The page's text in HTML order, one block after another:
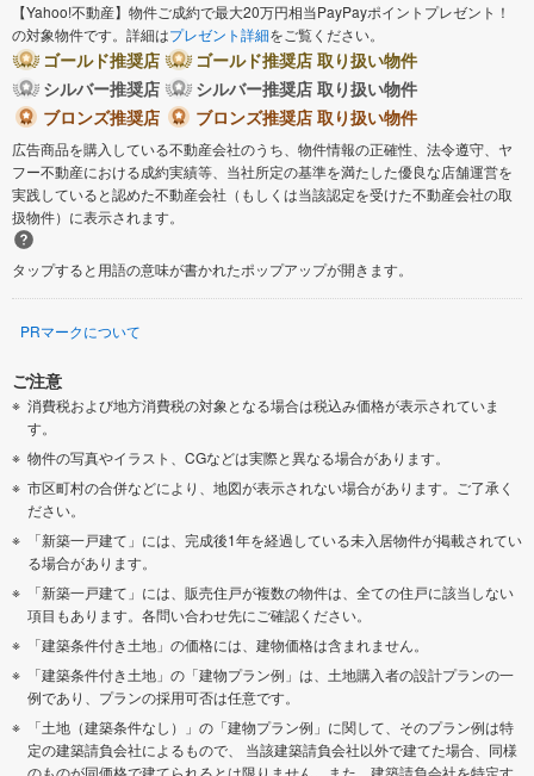
【Yahoo!不動産】物件ご成約で最大20万円相当PayPayポイントプレゼント！
の対象物件です。詳細はプレゼント詳細をご覧ください。
ゴールド推奨店
ゴールド推奨店 取り扱い物件
シルバー推奨店
シルバー推奨店 取り扱い物件
ブロンズ推奨店
ブロンズ推奨店 取り扱い物件
広告商品を購入している不動産会社のうち、物件情報の正確性、法令遵守、ヤ
フー不動産における成約実績等、当社所定の基準を満たした優良な店舗運営を
実践していると認めた不動産会社（もしくは当該認定を受けた不動産会社の取
扱物件）に表示されます。
タップすると用語の意味が書かれたポップアップが開きます。
PRマークについて
ご注意
消費税および地方消費税の対象となる場合は税込み価格が表示されていま
す。
物件の写真やイラスト、CGなどは実際と異なる場合があります。
市区町村の合併などにより、地図が表示されない場合があります。ご了承く
ださい。
「新築一戸建て」には、完成後1年を経過している未入居物件が掲載されてい
る場合があります。
「新築一戸建て」には、販売住戸が複数の物件は、全ての住戸に該当しない
項目もあります。各問い合わせ先にご確認ください。
「建築条件付き土地」の価格には、建物価格は含まれません。
「建築条件付き土地」の「建物プラン例」は、土地購入者の設計プランの一
例であり、プランの採用可否は任意です。
「土地（建築条件なし）」の「建物プラン例」に関して、そのプラン例は特
定の建築請負会社によるもので、 当該建築請負会社以外で建てた場合、同様